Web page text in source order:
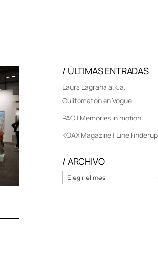
/ ÚLTIMAS ENTRADAS
Laura Lagraña a.k.a.
Culitomatón en Vogue
PAC | Memories in motion
KOAX Magazine | Line Finderup
/ ARCHIVO